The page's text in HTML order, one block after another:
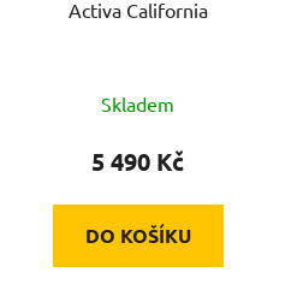
Activa California
Skladem
5 490 Kč
DO KOŠÍKU